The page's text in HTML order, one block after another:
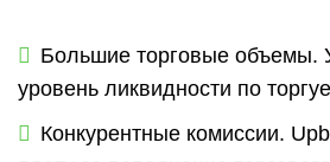
Большие торговые объемы.
уровень ликвидности по
Конкурентные комиссии.